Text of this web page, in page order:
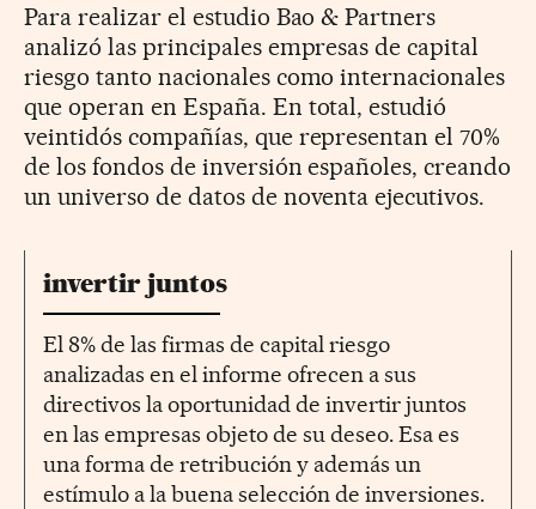
Para realizar el estudio Bao & Partners
analizó las principales empresas de capital
riesgo tanto nacionales como internacionales
que operan en España. En total, estudió
veintidós compañías, que representan el 70%
de los fondos de inversión españoles, creando
un universo de datos de noventa ejecutivos.
invertir juntos
El 8% de las firmas de capital riesgo
analizadas en el informe ofrecen a sus
directivos la oportunidad de invertir juntos
en las empresas objeto de su deseo. Esa es
una forma de retribución y además un
estímulo a la buena selección de inversiones.